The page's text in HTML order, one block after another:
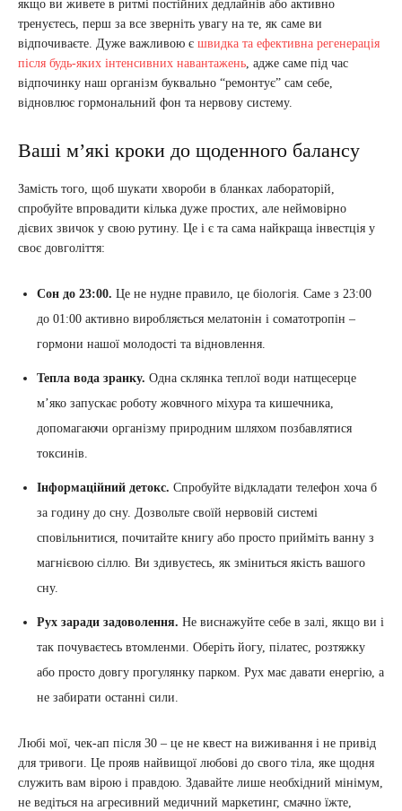
якщо ви живете в ритмі постійних дедлайнів або активно
тренуєтесь, перш за все зверніть увагу на те, як саме ви
відпочиваєте. Дуже важливою є швидка та ефективна регенерація
після будь-яких інтенсивних навантажень , адже саме під час
відпочинку наш організм буквально “ремонтує” сам себе,
відновлює гормональний фон та нервову систему.
Ваші м’які кроки до щоденного балансу
Замість того, щоб шукати хвороби в бланках лабораторій,
спробуйте впровадити кілька дуже простих, але неймовірно
дієвих звичок у свою рутину. Це і є та сама найкраща інвестція у
своє довголіття:
Сон до 23:00. Це не нудне правило, це біологія. Саме з 23:00
до 01:00 активно виробляється мелатонін і соматотропін –
гормони нашої молодості та відновлення.
Тепла вода зранку. Одна склянка теплої води натщесерце
м’яко запускає роботу жовчного міхура та кишечника,
допомагаючи організму природним шляхом позбавлятися
токсинів.
Інформаційний детокс. Спробуйте відкладати телефон хоча б
за годину до сну. Дозвольте своїй нервовій системі
сповільнитися, почитайте книгу або просто прийміть ванну з
магнієвою сіллю. Ви здивуєтесь, як зміниться якість вашого
сну.
Рух заради задоволення. Не виснажуйте себе в залі, якщо ви і
так почуваєтесь втомленми. Оберіть йогу, пілатес, розтяжку
або просто довгу прогулянку парком. Рух має давати енергію, а
не забирати останні сили.
Любі мої, чек-ап після 30 – це не квест на виживання і не привід
для тривоги. Це прояв найвищої любові до свого тіла, яке щодня
служить вам вірою і правдою. Здавайте лише необхідний мінімум,
не ведіться на агресивний медичний маркетинг, смачно їжте,